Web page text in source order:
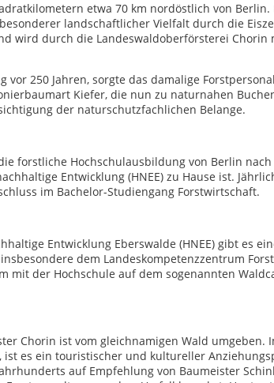
etwa 70 km nordöstlich von Berlin.
landschaftlicher Vielfalt durch die
wird durch die Landeswaldoberförsterei Chorin
250 Jahren, sorgte das damalige
Kiefer, die nun zu naturnahen
der naturschutzfachlichen Belange.
forstliche Hochschulausbildung von Berlin nach
Entwicklung (HNEE) zu Hause ist.
im Bachelor-Studiengang Forstwirtschaft.
Entwicklung Eberswalde (HNEE) gibt es
dem Landeskompetenzzentrum Forst
mit der Hochschule auf dem sogenannten
Chorin ist vom gleichnamigen Wald umgeben.
es ein touristischer und kultureller
auf Empfehlung von Baumeister